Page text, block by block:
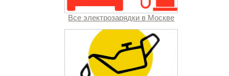
Все электрозарядки в Москве